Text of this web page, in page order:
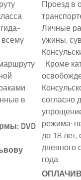
всему
в
DVD
Проезд в
Личные
ужины,
Кроме
согласно
режима:
до 18 лет,
дневного
года.